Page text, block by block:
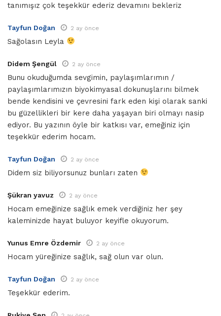
tanımışız çok teşekkür ederiz devamını bekleriz
Tayfun Doğan 2 ay önce
Sağolasın Leyla
Didem Şengül 2 ay önce
Bunu okuduğumda sevgimin, paylaşımlarımın /
paylaşımlarımızın biyokimyasal dokunuşlarını bilmek
bende kendisini ve çevresini fark eden kişi olarak sanki
bu güzellikleri bir kere daha yaşayan biri olmayı nasip
ediyor. Bu yazının öyle bir katkısı var, emeğiniz için
teşekkür ederim hocam.
Tayfun Doğan 2 ay önce
Didem siz biliyorsunuz bunları zaten
Şükran yavuz 2 ay önce
Hocam emeğinize sağlık emek verdiğiniz her şey
kaleminizde hayat buluyor keyifle okuyorum.
Yunus Emre Özdemir 2 ay önce
Hocam yüreğinize sağlık, sağ olun var olun.
Tayfun Doğan 2 ay önce
Teşekkür ederim.